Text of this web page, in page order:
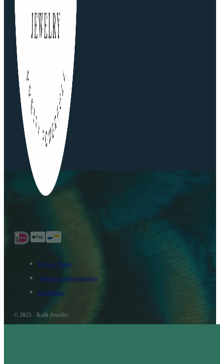
Privacy Policy
Algemene voorwaarden
Disclaimer
© 2025 - Kalli Jewelry